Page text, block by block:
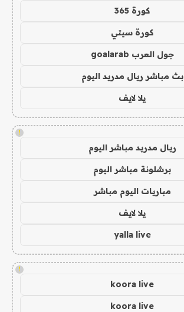
كورة 365
كورة سيتي
جول العرب goalarab
بث مباشر ريال مدريد اليوم
يلا لايف
!
ريال مدريد مباشر اليوم
برشلونة مباشر اليوم
مباريات اليوم مباشر
يلا لايف
yalla live
!
koora live
koora live